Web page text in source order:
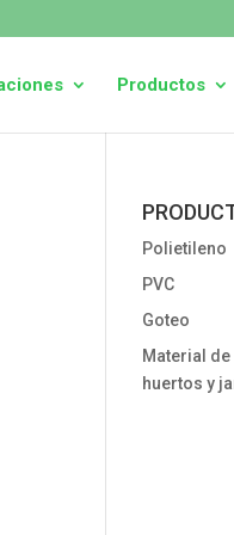
Productos
Polietileno
PVC
Goteo
Material
huertos y